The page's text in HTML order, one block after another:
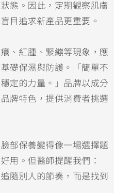
態。因此，定期觀察肌膚
目追求新產品更重要。
、紅腫、緊繃等現象，應
礎保濕與防護。「簡單不
定的力量。」品牌以成分
牌特色，提供消費者挑選
部保養變得像一場選擇題
用。但醫師提醒我們：
隨別人的節奏，而是找到